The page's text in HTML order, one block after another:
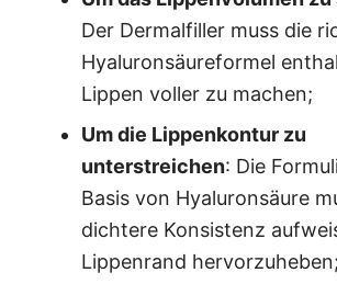
Der Dermalfiller muss die
Hyaluronsäureformel
Lippen voller zu machen;
Um die Lippenkontur zu
unterstreichen: Die
Basis von Hyaluronsäure
dichtere Konsistenz
Lippenrand hervorzuheben;